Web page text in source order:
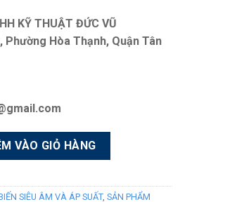
KỸ THUẬT ĐỨC VŨ
Phường Hòa Thạnh, Quận Tân
VÀO GIỎ HÀNG
SIÊU ÂM VÀ ÁP SUẤT, SẢN PHẨM